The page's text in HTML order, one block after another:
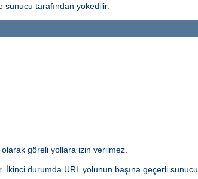
tarafından yokedilir.
olarak göreli yollara izin verilmez.
durumda URL yolunun başına geçerli sunucu